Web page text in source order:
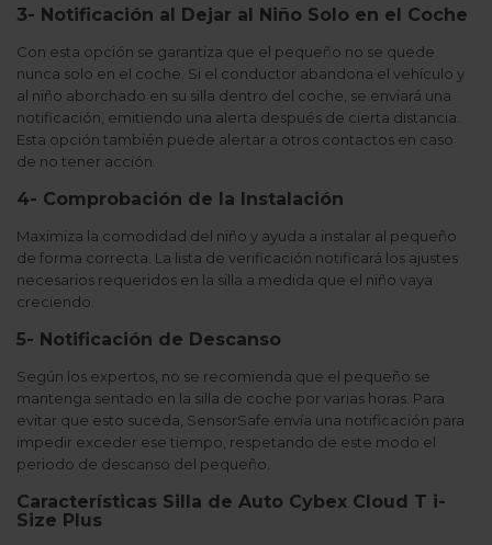
3- Notificación al Dejar al Niño Solo en el Coche
Con esta opción se garantiza que el pequeño no se quede
nunca solo en el coche. Si el conductor abandona el vehículo y
al niño aborchado en su silla dentro del coche, se enviará una
notificación, emitiendo una alerta después de cierta distancia.
Esta opción también puede alertar a otros contactos en caso
de no tener acción.
4- Comprobación de la Instalación
Maximiza la comodidad del niño y ayuda a instalar al pequeño
de forma correcta. La lista de verificación notificará los ajustes
necesarios requeridos en la silla a medida que el niño vaya
creciendo.
5- Notificación de Descanso
Según los expertos, no se recomienda que el pequeño se
mantenga sentado en la silla de coche por varias horas. Para
evitar que esto suceda, SensorSafe envía una notificación para
impedir exceder ese tiempo, respetando de este modo el
periodo de descanso del pequeño.
Características Silla de Auto Cybex Cloud T i-
Size Plus